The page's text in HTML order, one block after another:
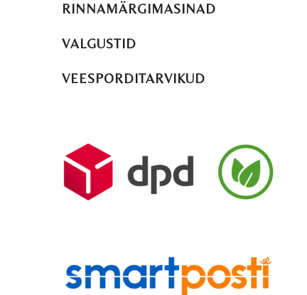
RINNAMÄRGIMASINAD
VALGUSTID
VEESPORDITARVIKUD